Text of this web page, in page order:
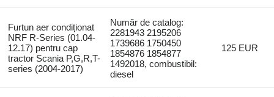
Furtun aer condiționat
NRF R-Series (01.04-
12.17) pentru cap
tractor Scania P,G,R,T-
series (2004-2017)
Număr de catalog:
2281943 2195206
1739686 1750450
1854876 1854877
1492018, combustibil:
diesel
125 EUR